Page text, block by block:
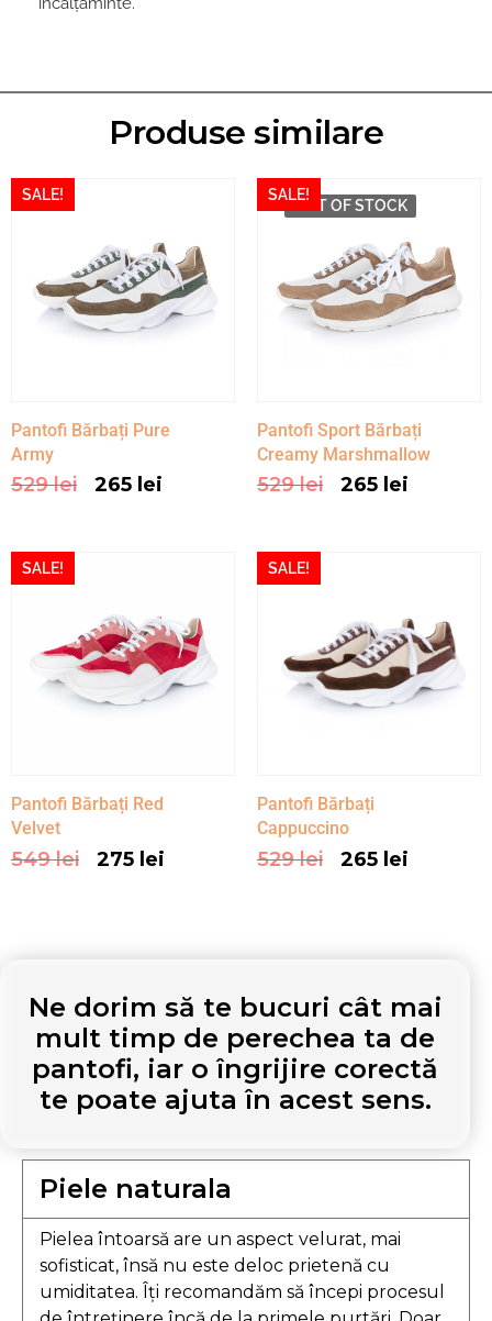
Produse similare
SALE!
Pantofi Bărbați Pure
Army
529lei 265 lei
SALE!
Pantofi Sport Bărbați
Creamy Marshmallow
529lei 265 lei
SALE!
Pantofi Bărbați Red
Velvet
549lei 275 lei
SALE!
Pantofi Bărbați
Cappuccino
529lei 265 lei
Ne dorim să te bucuri cât mai
mult timp de perechea ta de
pantofi, iar o îngrijire corectă
te poate ajuta în acest sens.
Piele naturala
Pielea întoarsă are un aspect velurat, mai
sofisticat, însă nu este deloc prietenă cu
umiditatea. Îți recomandăm să începi procesul